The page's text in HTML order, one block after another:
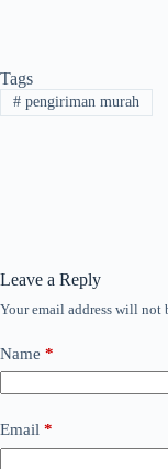
Tags
#pengiriman murah
Leave a Reply
Your email address will not
Name *
Email *